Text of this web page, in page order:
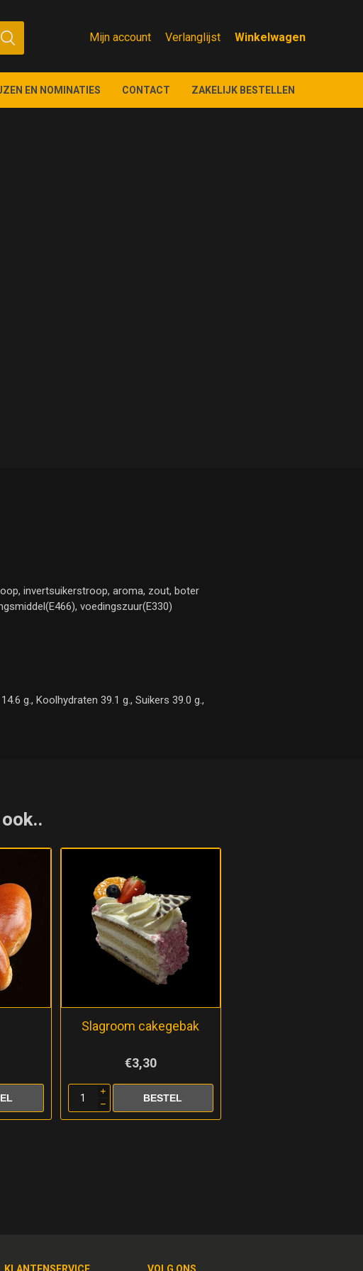
Mijn account Verlanglijst
EN NOMINATIES CONTACT ZAKELIJK BESTELLEN
invertsuikerstroop, aroma, zout, boter
voedingszuur(E330)
g., Koolhydraten 39.1 g., Suikers 39.0 g.,
Slagroom cakegebak
€3,30
i
h
KLANTENSERVICE VOLG ONS